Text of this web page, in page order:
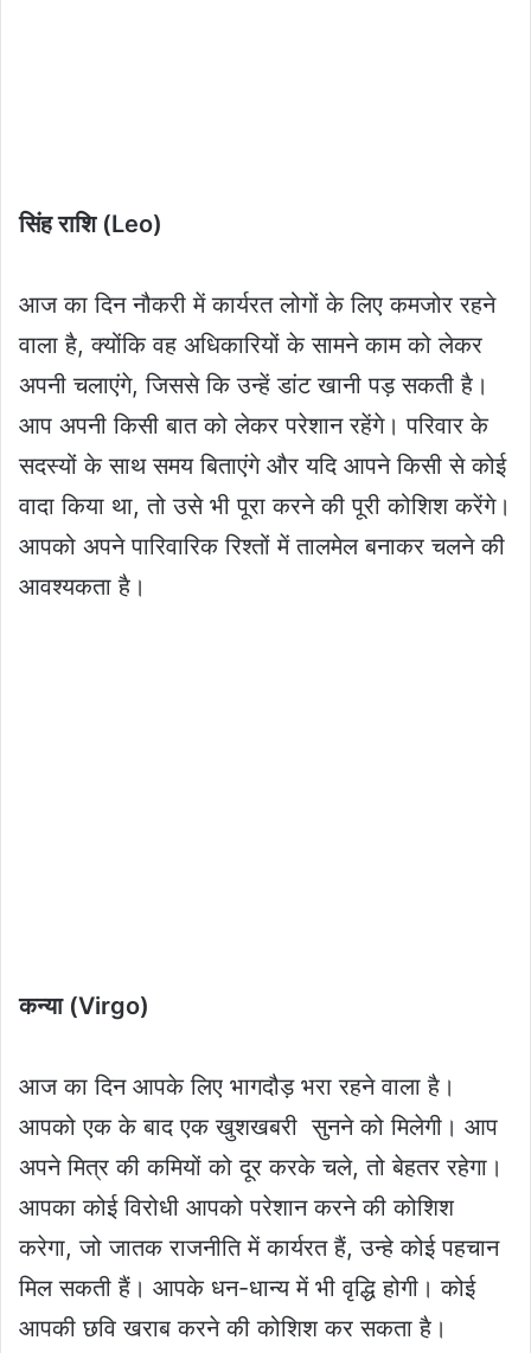
सिंह राशि (Leo)
आज का दिन नौकरी में कार्यरत लोगों के लिए कमजोर रहने
वाला है, क्योंकि वह अधिकारियों के सामने काम को लेकर
अपनी चलाएंगे, जिससे कि उन्हें डांट खानी पड़ सकती है।
आप अपनी किसी बात को लेकर परेशान रहेंगे। परिवार के
सदस्यों के साथ समय बिताएंगे और यदि आपने किसी से कोई
वादा किया था, तो उसे भी पूरा करने की पूरी कोशिश करेंगे।
आपको अपने पारिवारिक रिश्तों में तालमेल बनाकर चलने की
आवश्यकता है।
कन्या (Virgo)
आज का दिन आपके लिए भागदौड़ भरा रहने वाला है।
आपको एक के बाद एक खुशखबरी सुनने को मिलेगी। आप
अपने मित्र की कमियों को दूर करके चले, तो बेहतर रहेगा।
आपका कोई विरोधी आपको परेशान करने की कोशिश
करेगा, जो जातक राजनीति में कार्यरत हैं, उन्हे कोई पहचान
मिल सकती हैं। आपके धन-धान्य में भी वृद्धि होगी। कोई
आपकी छवि खराब करने की कोशिश कर सकता है।